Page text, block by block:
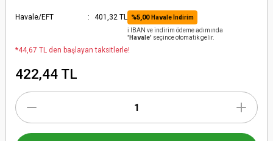
Havale/EFT 401,32 TL %5,00 Havale İndirim
ℹ️ IBAN ve indirim ödeme adımında
'Havale' seçince otomatik gelir.
*44,67 TL den başlayan taksitlerle!
422,44 TL